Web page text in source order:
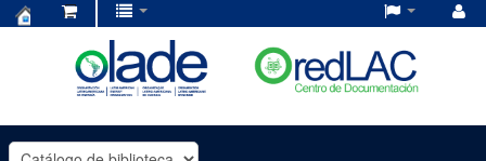
OLADE